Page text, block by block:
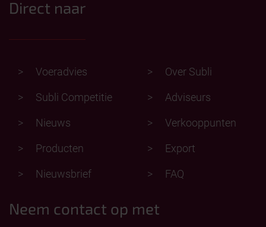
Direct naar
Voeradvies
Subli Competitie
Nieuws
Producten
Nieuwsbrief
Over Subli
Adviseurs
Verkooppunten
Export
FAQ
Neem contact op met